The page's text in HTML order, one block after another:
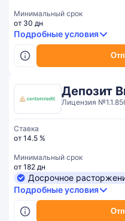
Минимальный срок
от 30 дн
Подробные условия
Депозит
Лицензия
Ставка
от 14.5 %
Минимальный срок
от 182 дн
Досрочное
Подробные условия